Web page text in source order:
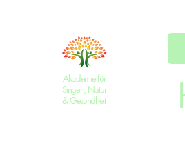
Akademie für
Singen, Natur
& Gesundheit